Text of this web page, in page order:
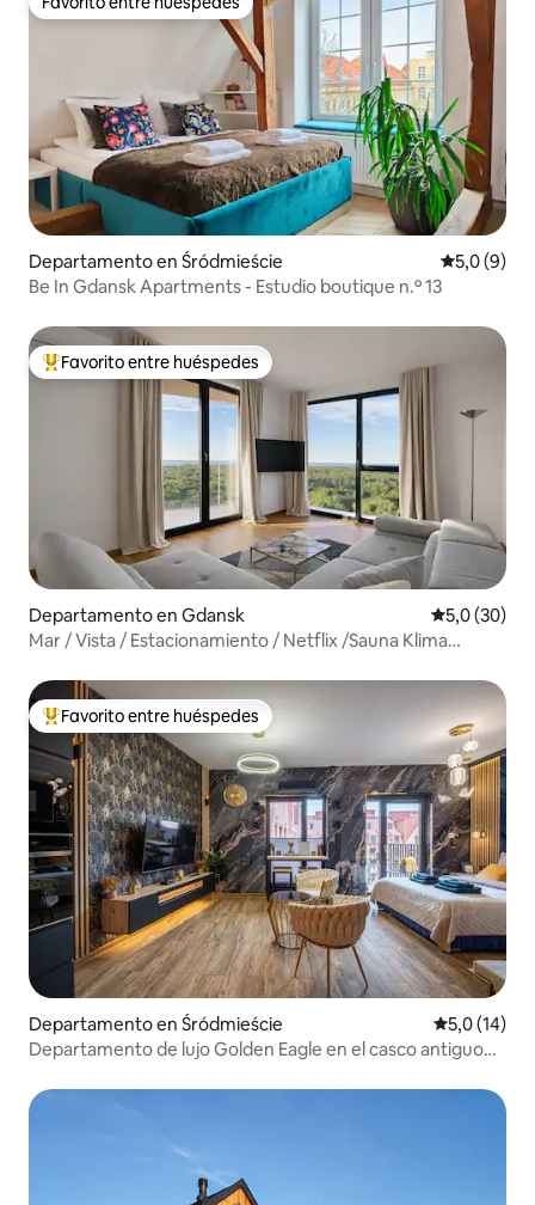
Favorito entre huéspedes
Departamento en Śródmieście
5,0 (9)
Be In Gdansk Apartments - Estudio boutique n.º 13
Favorito entre los huéspedes más destacados
Favorito entre huéspedes
Departamento en Gdansk Calificación
5,0 (30)
Mar / Vista / Estacionamiento / Netflix /Sauna Klima
Favorito entre los huéspedes más destacados
Favorito entre huéspedes
Departamento en Śródmieście Calificación
5,0 (14)
Departamento de lujo Golden Eagle en el casco antiguo